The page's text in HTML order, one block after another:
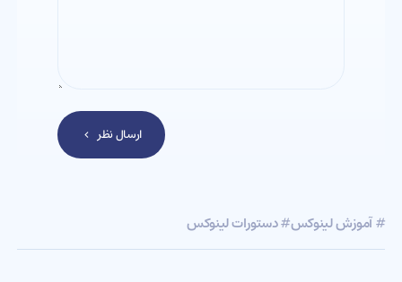
ارسال نظر
# آموزش لینوکس# دستورات لینوکس